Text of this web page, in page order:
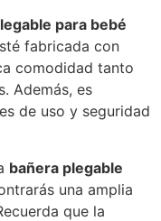
para bebé
fabricada con
comodidad tanto
Además, es
de uso y seguridad
bañera plegable
una amplia
que la